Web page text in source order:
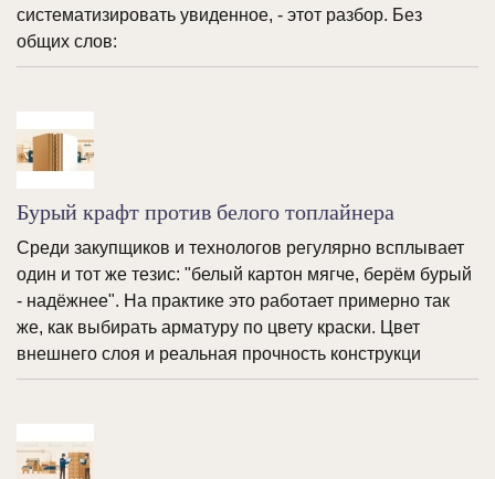
систематизировать увиденное, - этот разбор. Без
общих слов:
Бурый крафт против белого топлайнера
Среди закупщиков и технологов регулярно всплывает
один и тот же тезис: "белый картон мягче, берём бурый
- надёжнее". На практике это работает примерно так
же, как выбирать арматуру по цвету краски. Цвет
внешнего слоя и реальная прочность конструкци